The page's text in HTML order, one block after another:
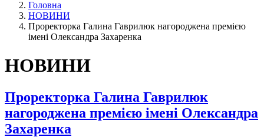
Головна
НОВИНИ
Проректорка Галина Гаврилюк нагороджена премією
імені Олександра Захаренка
НОВИНИ
Проректорка Галина Гаврилюк
нагороджена премією імені Олександра
Захаренка